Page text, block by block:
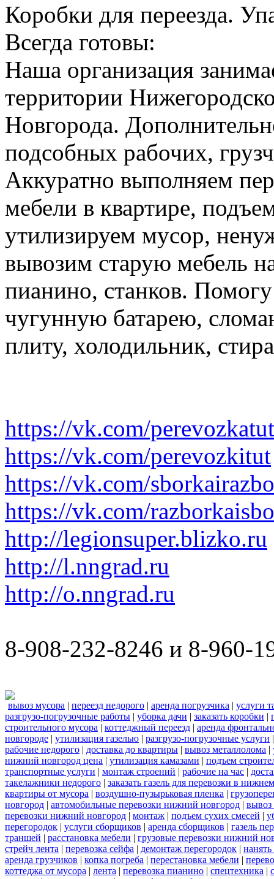
Коробки для переезда.
Всегда готовы:
Наша организация
территории
Новгорода.
подсобных рабочих,
Аккуратно выполняем
мебели в квартире,
утилизируем мусор,
вывозим старую мебель
пианино, станков.
чугунную батарею,
плиту, холодильник,
https://vk.com/perevozkatut
https://vk.com/perevozkitut
https://vk.com/
https://vk.com/
http://legionsuper.blizko.ru
http://l.nngrad.ru
http://o.nngrad.ru
8-908-232-8246 и 8-960-
вывоз мусора | переезд недорого | аренда погрузчика | услуги
разгрузо-погрузочные работы | уборка дачи | заказать коробки |
строительного мусора | коттеджный переезд | аренда
новгороде | утилизация газелью | разгрузо-погрузочные услуги
рабочие недорого | доставка до квартиры | вывоз металлолома |
нижний новгород цена | утилизация камазами | подъем
транспортные услуги | монтаж строений | рабочие на час |
такелажники недорого | заказать газель для перевозки в
квартиры от мусора | воздушно-пузырьковая пленка |
новгород | автомобильные перевозки нижний новгород | вывоз
перевозки нижний новгород | монтаж | подъем сухих смесей |
перегородок | услуги сборщиков | аренда сборщиков | газель
траншей | расстановка мебели | грузовые перевозки нижний
стрейч лента | перевозка сейфа | демонтаж перегородок |
аренда грузчиков | копка погреба | перестановка мебели |
коттеджа от мусора | лента | перевозка пианино | спецтехника |